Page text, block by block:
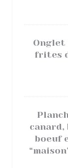
Onglet
frites
canard,
boeuf